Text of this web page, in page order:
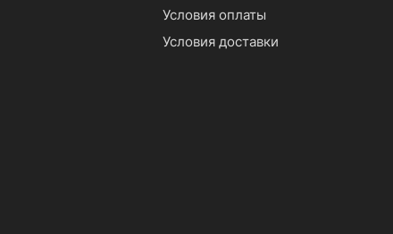
Условия оплаты
Условия доставки